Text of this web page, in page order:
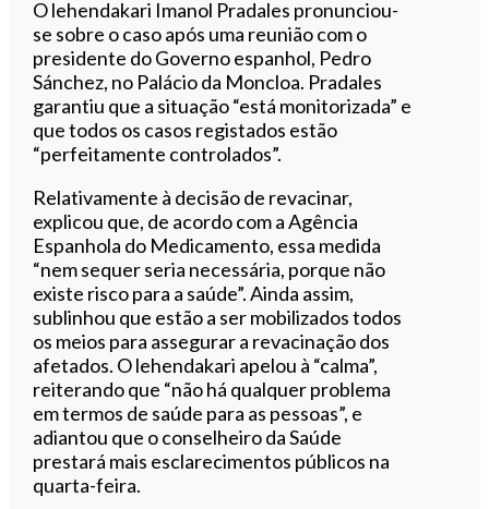
O lehendakari Imanol Pradales pronunciou-
se sobre o caso após uma reunião com o
presidente do Governo espanhol, Pedro
Sánchez, no Palácio da Moncloa. Pradales
garantiu que a situação “está monitorizada” e
que todos os casos registados estão
“perfeitamente controlados”.
Relativamente à decisão de revacinar,
explicou que, de acordo com a Agência
Espanhola do Medicamento, essa medida
“nem sequer seria necessária, porque não
existe risco para a saúde”. Ainda assim,
sublinhou que estão a ser mobilizados todos
os meios para assegurar a revacinação dos
afetados. O lehendakari apelou à “calma”,
reiterando que “não há qualquer problema
em termos de saúde para as pessoas”, e
adiantou que o conselheiro da Saúde
prestará mais esclarecimentos públicos na
quarta-feira.